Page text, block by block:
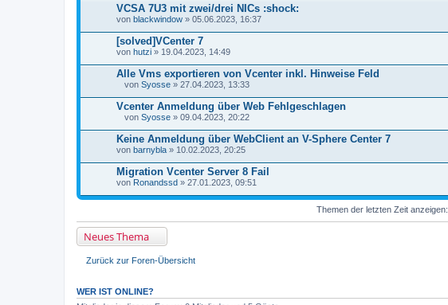
a
n
g
VCSA 7U3 mit zwei/drei NICs :shock:
von blackwindow » 05.06.2023, 16:37
[solved]VCenter 7
von hutzi » 19.04.2023, 14:49
Alle Vms exportieren von Vcenter inkl. Hinweise Feld
a
t
e
i
a
n
a
n
g
von Syosse » 27.04.2023, 13:33
Vcenter Anmeldung über Web Fehlgeschlagen
a
t
e
i
a
n
a
g
von Syosse » 09.04.2023, 20:22
Keine Anmeldung über WebClient an V-Sphere Center 7
von barnybla » 10.02.2023, 20:25
Migration Vcenter Server 8 Fail
von Ronandssd » 27.01.2023, 09:51
Themen der letzten Zeit anzeigen:
Neues Thema
Zurück zur Foren-Übersicht
WER IST ONLINE?